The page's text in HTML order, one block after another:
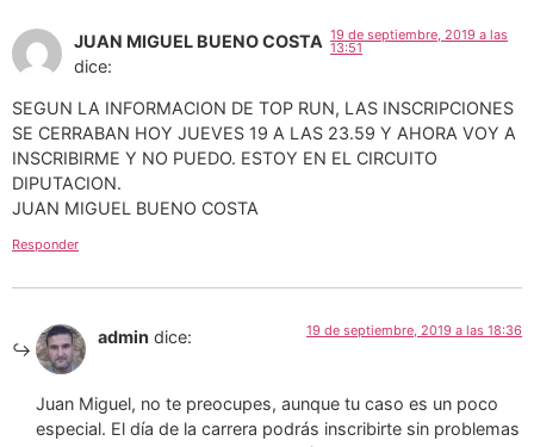
JUAN MIGUEL BUENO COSTA
dice:
19 de septiembre, 2019 a las
13:51
SEGUN LA INFORMACION DE TOP RUN, LAS INSCRIPCIONES
SE CERRABAN HOY JUEVES 19 A LAS 23.59 Y AHORA VOY A
INSCRIBIRME Y NO PUEDO. ESTOY EN EL CIRCUITO
DIPUTACION.
JUAN MIGUEL BUENO COSTA
Responder
admin dice: 19 de septiembre, 2019 a las 18:36
Juan Miguel, no te preocupes, aunque tu caso es un poco
especial. El día de la carrera podrás inscribirte sin problemas